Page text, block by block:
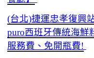
(台北)捷運忠孝復興
puro西班牙傳統海鮮
服務費、免開瓶費!